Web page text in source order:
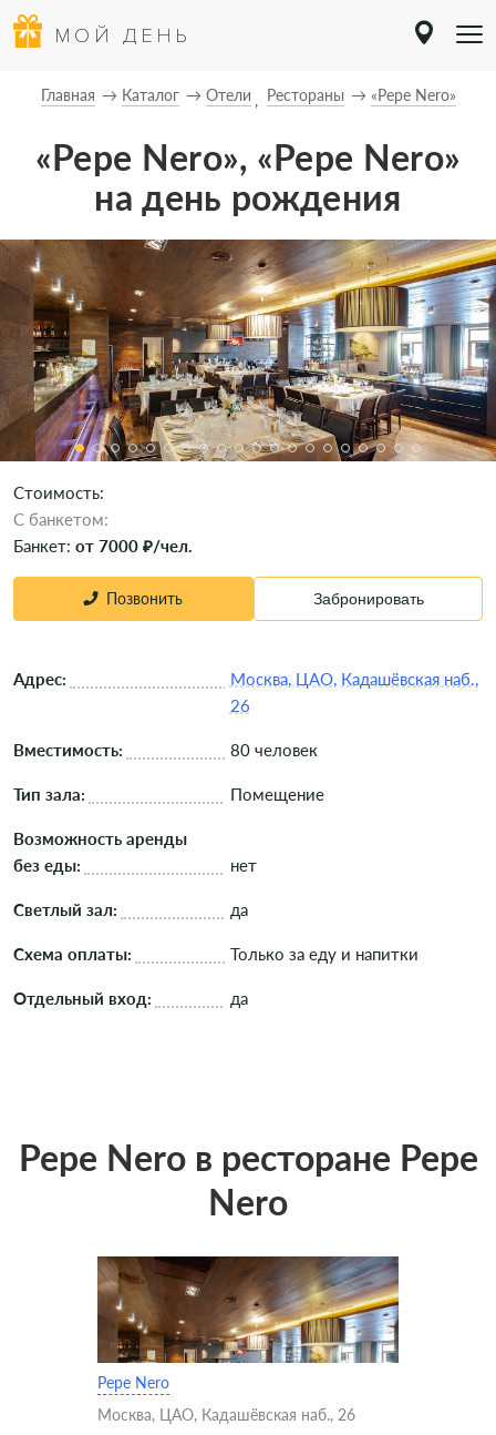
МОЙ ДЕНЬ
Главная Каталог Отели Рестораны «Pepe Nero»
«Pepe Nero», «Pepe Nero»
на день рождения
Стоимость:
C банкетом:
Банкет: от 7000 ₽/чел.
Позвонить Забронировать
Адрес:
Москва, ЦАО, Кадашёвская наб.,
26
Вместимость: 80 человек
Тип зала: Помещение
Возможность аренды
без еды:
нет
Светлый зал: да
Схема оплаты: Только за еду и напитки
Отдельный вход: да
Pepe Nero в ресторане Pepe
Nero
Pepe Nero
Москва, ЦАО, Кадашёвская наб., 26